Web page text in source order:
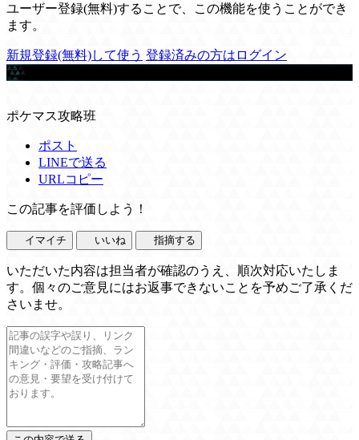
ユーザー登録(無料)することで、この機能を使うことができ
ます。
新規登録(無料)して使う 登録済みの方はログイン
この記事を書いた人
ポケマス攻略班
ポスト
LINEで送る
URLコピー
この記事を評価しよう！
イマイチ いいね 指摘する
いただいた内容は担当者が確認のうえ、順次対応いたしま
す。個々のご意見にはお返事できないことを予めご了承くだ
さいませ。